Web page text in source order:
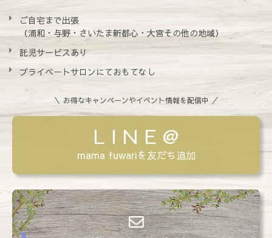
ご自宅まで出張
（浦和・与野・さいたま新都心・大宮その他の地域）
託児サービスあり
プライベートサロンにておもてなし
＼ お得なキャンペーンやイベント情報を配信中 ／
L I N E @
mama fuwariを友だち追加